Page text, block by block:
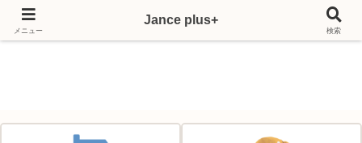
Japan & France & Chance～フランス移住応援サイト～
メニュー
Jance plus+
検索